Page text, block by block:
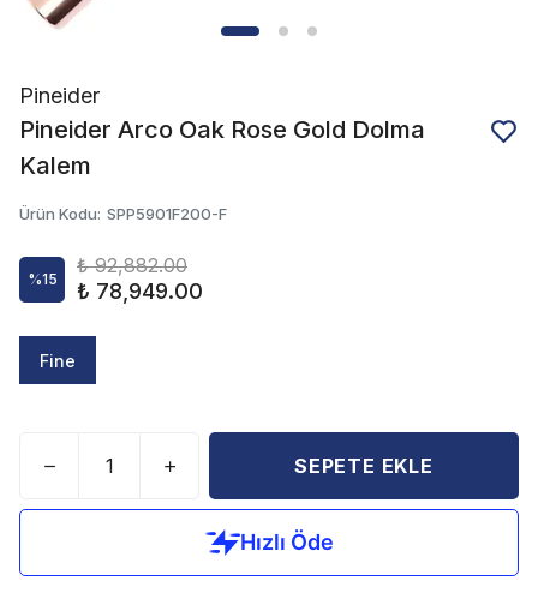
Pineider
Pineider Arco Oak Rose Gold Dolma
Kalem
Ürün Kodu: SPP5901F200-F
%15
₺ 92,882.00
₺ 78,949.00
Fine
SEPETE EKLE